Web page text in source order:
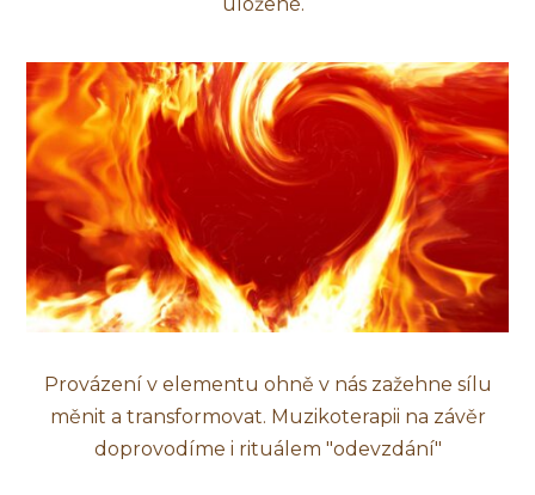
Provázení v elementu ohně v nás zažehne sílu
měnit a transformovat. Muzikoterapii na závěr
doprovodíme i rituálem "odevzdání"